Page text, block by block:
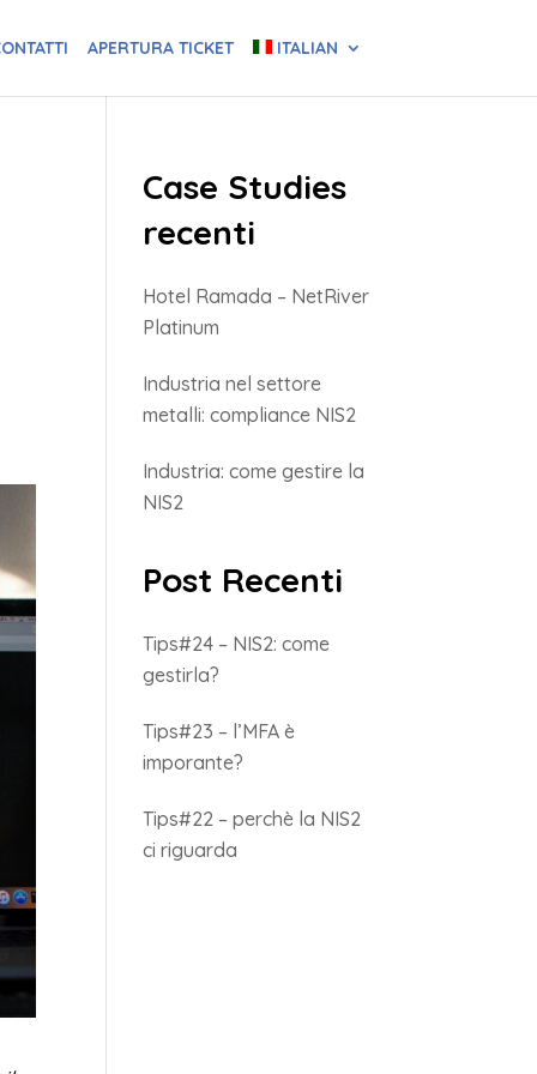
APERTURA TICKET ITALIAN
Case Studies
recenti
Hotel Ramada – NetRiver
Platinum
Industria nel settore
metalli: compliance NIS2
Industria: come gestire la
NIS2
Post Recenti
Tips#24 – NIS2: come
gestirla?
Tips#23 – l’MFA è
imporante?
Tips#22 – perchè la NIS2
ci riguarda